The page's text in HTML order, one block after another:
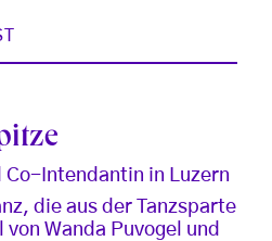
Co-Intendantin in Luzern
die aus der Tanzsparte
von Wanda Puvogel und